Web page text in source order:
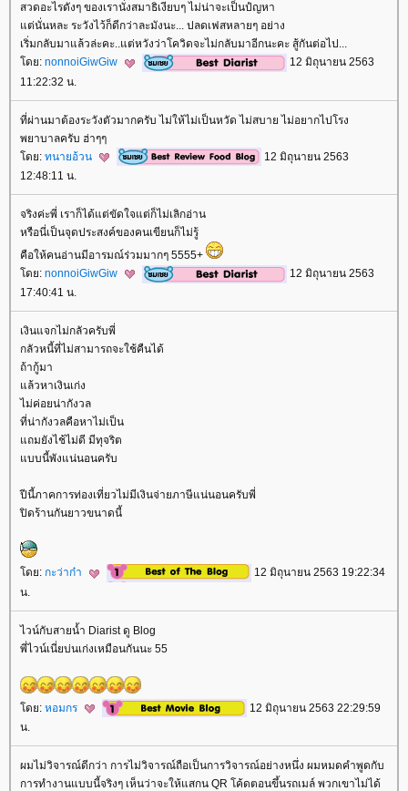
สวดอะไรดังๆ ของเรานั่งสมาธิเงียบๆ ไม่น่าจะเป็นปํญหา
ต่นั่นหละ ระวังไว้ก็ดีกว่าละมังนะ... ปลดเฟสหลายๆ อย่าง
เริ่มกลับมาแล้วล่ะคะ..แต่หวังว่าโควิดจะไม่กลับมาอีกนะคะ สู้กันต่อไป...
ดย: nonnoiGiwGiw
12 มิถุนายน 2563
11:22:32 น.
ที่ผ่านมาต้องระวังตัวมากครับ ไม่ให้ไม่เป็นหวัด ไม่สบาย ไม่อยากไปโรง
พยาบาลครับ ฮ่าๆๆ
ดย: ทนายอ้วน
12 มิถุนายน 2563
12:48:11 น.
จริงค่ะพี่ เราก็ได้แต่ขัดใจแต่ก็ไม่เลิกอ่าน
หรือนี่เป็นจุดประสงค์ของคนเขียนก็ไม่รู้
คือให้คนอ่านมีอารมณ์ร่วมมากๆ 5555+
ดย: nonnoiGiwGiw
12 มิถุนายน 2563
17:40:41 น.
เงินแจกไม่กลัวครับพี่
กลัวหนี้ที่ไม่สามารถจะใช้คืนได้
ถ้ากู้มา
ล้วหาเงินเก่ง
ไม่ค่อยน่ากังวล
ที่น่ากังวลคือหาไม่เป็น
ถมยังไช้ไม่ดี มีทุจริต
บบนี้พังแน่นอนครับ
ปีนี้ภาคการท่องเที่ยวไม่มีเงินจ่ายภาษีแน่นอนครับพี่
ปิดร้านกันยาวขนาดนี้
ดย: กะว่าก๋า
12 มิถุนายน 2563 19:22:34
น.
ไวน์กับสายน้ำ Diarist ดู Blog
พี่ไวน์เนี่ยบ่นเก่งเหมือนกันนะ 55
ดย: หอมกร
12 มิถุนายน 2563 22:29:59
น.
ผมไม่วิจารณ์ดีกว่า การไม่วิจารณ์ถือเป็นการวิจารณ์อย่างหนึ่ง ผมหมดคำพูดกับ
การทำงานแบบนี้จริงๆ เห็นว่าจะให้แสกน QR โค้ดตอนขึ้นรถเมล์ พวกเขาไม่ได้